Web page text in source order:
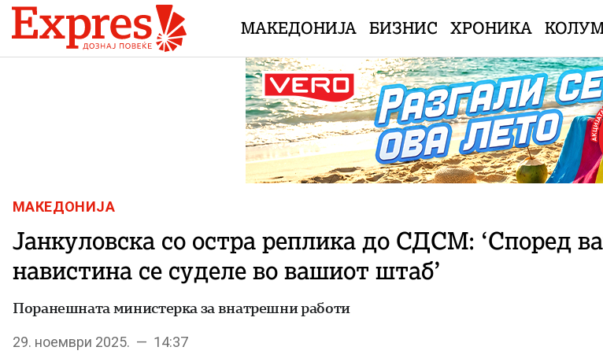
Skip to content
МАКЕДОНИЈА БИЗНИС ХРОНИКА
МАКЕДОНИЈА
Јанкуловска со остра реплика до СДСМ: ‘Според
навистина се суделе во вашиот штаб’
Поранешната министерка за внатрешни работи
29. ноември 2025. — 14:37